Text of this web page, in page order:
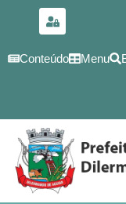
conteúdo
Conteúdo Menu